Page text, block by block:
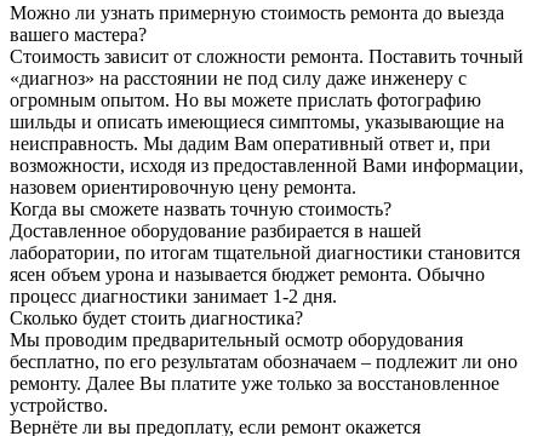
Можно ли узнать примерную стоимость ремонта до выезда
вашего мастера?
Стоимость зависит от сложности ремонта. Поставить точный
«диагноз» на расстоянии не под силу даже инженеру с
огромным опытом. Но вы можете прислать фотографию
шильды и описать имеющиеся симптомы, указывающие на
неисправность. Мы дадим Вам оперативный ответ и, при
возможности, исходя из предоставленной Вами информации,
назовем ориентировочную цену ремонта.
Когда вы сможете назвать точную стоимость?
Доставленное оборудование разбирается в нашей
лаборатории, по итогам тщательной диагностики становится
ясен объем урона и называется бюджет ремонта. Обычно
процесс диагностики занимает 1-2 дня.
Сколько будет стоить диагностика?
Мы проводим предварительный осмотр оборудования
бесплатно, по его результатам обозначаем – подлежит ли оно
ремонту. Далее Вы платите уже только за восстановленное
устройство.
Вернёте ли вы предоплату, если ремонт окажется